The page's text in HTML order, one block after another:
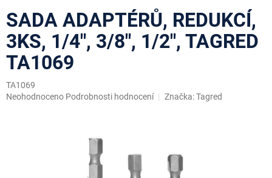
SADA ADAPTÉRŮ, REDUKCÍ,
3KS, 1/4", 3/8", 1/2", TAGRED
TA1069
TA1069
Průměrné
Neohodnoceno Podrobnosti hodnocení Značka:Tagred